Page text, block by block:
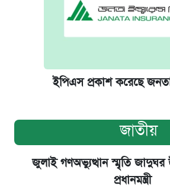
ইপিএস প্রকাশ করেছে জনতা
জাতীয়
জুলাই গণঅভ্যুত্থান স্মৃতি জাদুঘর
প্রধানমন্ত্রী